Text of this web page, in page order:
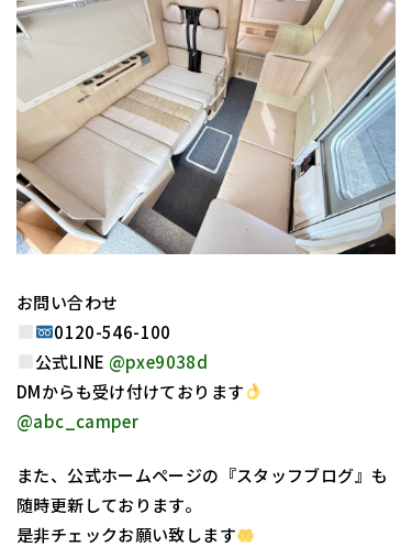
お問い合わせ
0120-546-100
公式LINE @pxe9038d
DMからも受け付けております
@abc_camper
また、公式ホームページの『スタッフブログ』も
随時更新しております。
是非チェックお願い致します